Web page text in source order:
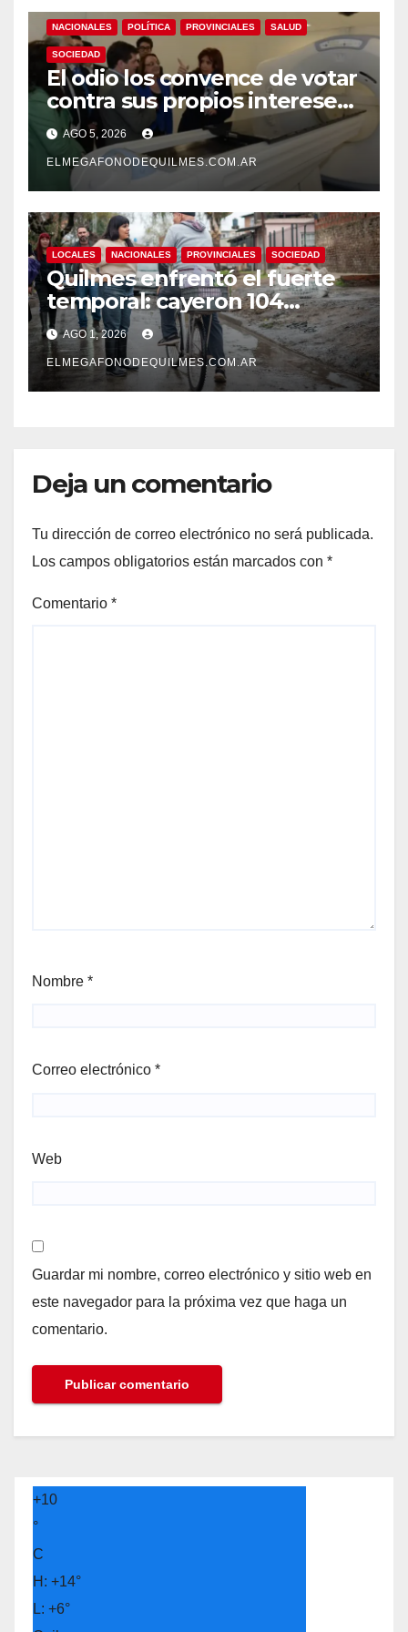
NACIONALES POLÍTICA PROVINCIALES SALUD
SOCIEDAD
El odio los convence de votar
contra sus propios intereses.
Una Sociedad atrapada en la
grieta
AGO 5, 2026
ELMEGAFONODEQUILMES.COM.AR
LOCALES NACIONALES PROVINCIALES SOCIEDAD
Quilmes enfrentó el fuerte
temporal: cayeron 104
milímetros de lluvia en 24
horas.
AGO 1, 2026
ELMEGAFONODEQUILMES.COM.AR
Deja un comentario
Tu dirección de correo electrónico no será publicada.
Los campos obligatorios están marcados con *
Comentario *
Nombre *
Correo electrónico *
Web
Guardar mi nombre, correo electrónico y sitio web en
este navegador para la próxima vez que haga un
comentario.
+10
°
C
H: +14°
L: +6°